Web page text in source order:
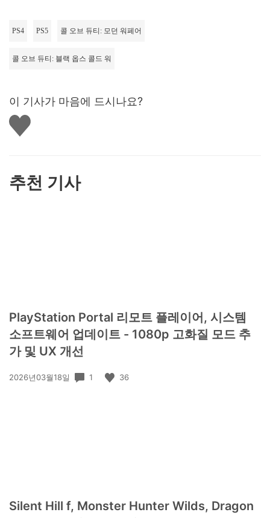
PS4 PS5 콜 오브 듀티: 모던 워페어
콜 오브 듀티: 블랙 옵스 콜드 워
이 기사가 마음에 드시나요?
좋
아
추천 기사
PlayStation Portal 리모트 플레이어, 시스템
소프트웨어 업데이트 - 1080p 고화질 모드 추
가 및 UX 개선
공
2026년03월18일 1 36
Silent Hill f, Monster Hunter Wilds, Dragon